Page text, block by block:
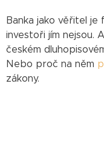
Banka jako věřitel
investoři jím nejsou.
českém
Nebo proč na něm
zákony.